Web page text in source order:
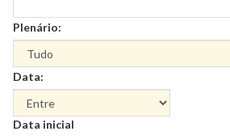
Plenário:
Data:
Data
Data inicial